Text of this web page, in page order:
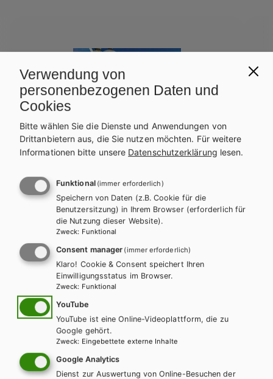
AHS-O
Assolutamente sì 1. Lehr- und Arbeitsbuch
Italienisch inkl. Audiofiles
Lehrbuch + E-Book
Lehrbuch mit E-BOOK+
Lehrbuch E-BOOK+ Solo
Übungsbuch
Übungsschularbeiten
Verwendung von
personenbezogenen Daten und
Cookies
Bitte wählen Sie die Dienste und Anwendungen von
Drittanbietern aus, die Sie nutzen möchten. Für weitere
Informationen bitte unsere Datenschutzerklärung lesen.
Funktional (immer erforderlich)
Speichern von Daten (z.B. Cookie für die
Benutzersitzung) in Ihrem Browser (erforderlich für
die Nutzung dieser Website).
Zweck: Funktional
Consent manager (immer erforderlich)
Klaro! Cookie & Consent speichert Ihren
Einwilligungsstatus im Browser.
Zweck: Funktional
YouTube
YouTube ist eine Online-Videoplattform, die zu
Google gehört.
Zweck: Eingebettete externe Inhalte
Google Analytics
Dienst zur Auswertung von Online-Besuchen der